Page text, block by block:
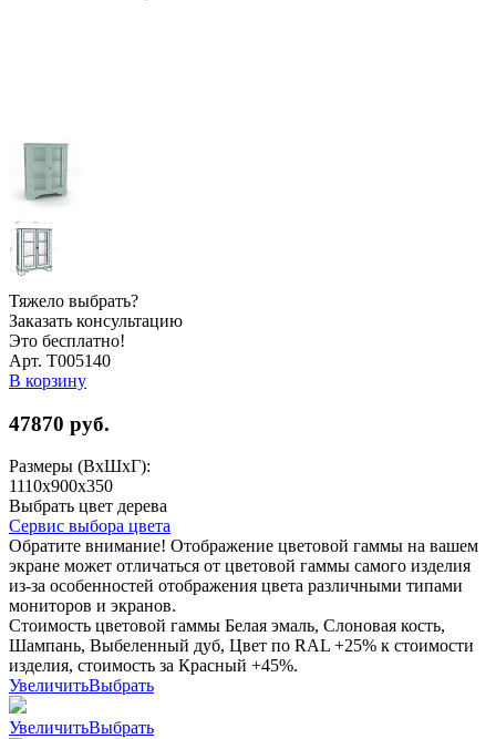
Тяжело выбрать?
Заказать консультацию
Это бесплатно!
Арт. Т005140
В корзину
47870 руб.
Размеры (ВхШхГ):
1110x900x350
Выбрать цвет дерева
Сервис выбора цвета
Обратите внимание! Отображение цветовой гаммы на вашем
экране может отличаться от цветовой гаммы самого изделия
из-за особенностей отображения цвета различными типами
мониторов и экранов.
Стоимость цветовой гаммы Белая эмаль, Слоновая кость,
Шампань, Выбеленный дуб, Цвет по RAL +25% к стоимости
изделия, стоимость за Красный +45%.
УвеличитьВыбрать
УвеличитьВыбрать